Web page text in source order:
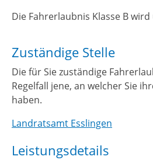
Die Fahrerlaubnis Klasse B
Zuständige Stelle
Die für Sie zuständige
Regelfall jene, an welcher Sie
haben.
Landratsamt Esslingen
Leistungsdetails